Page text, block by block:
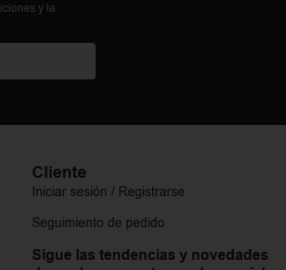
y la
Cliente
Iniciar sesión / Registrarse
Seguimiento de pedido
Sigue las tendencias y novedades